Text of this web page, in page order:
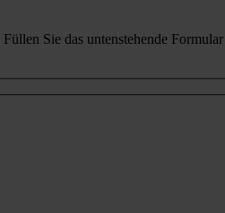
Sie das untenstehende